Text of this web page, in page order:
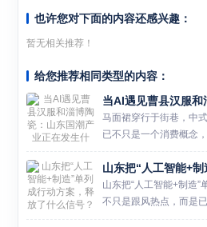
也许您对下面的内容还感兴趣：
暂无相关推荐！
给您推荐相同类型的内容：
马面裙穿行于街巷，中
已不只是一个消费概念
业变革。而在这场变革
一张新牌。 一组数据可
心产业营收...
山东把“人工智能+制造”
不只是跟风热点，而是
业升级的关键抓手来推